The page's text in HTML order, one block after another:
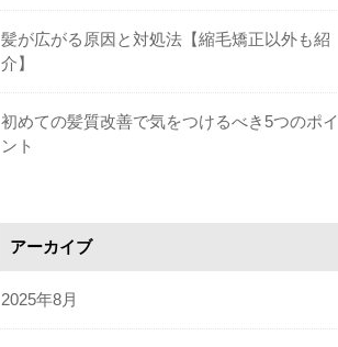
髪が広がる原因と対処法【縮毛矯正以外も紹
介】
初めての髪質改善で気をつけるべき5つのポイ
ント
アーカイブ
2025年8月